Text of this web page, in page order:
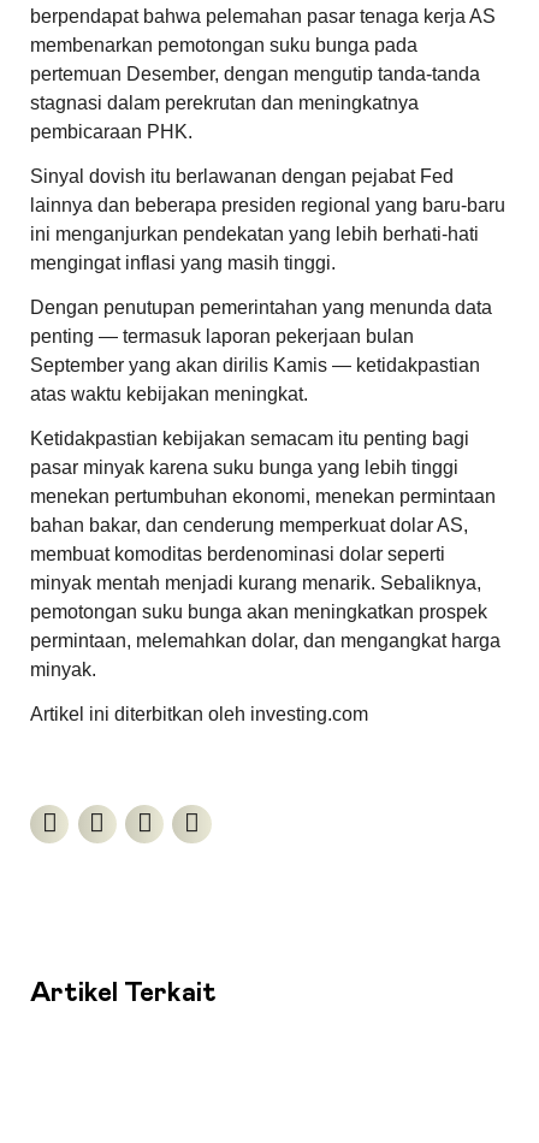
berpendapat bahwa pelemahan pasar tenaga kerja AS
membenarkan pemotongan suku bunga pada
pertemuan Desember, dengan mengutip tanda-tanda
stagnasi dalam perekrutan dan meningkatnya
pembicaraan PHK.
Sinyal dovish itu berlawanan dengan pejabat Fed
lainnya dan beberapa presiden regional yang baru-baru
ini menganjurkan pendekatan yang lebih berhati-hati
mengingat inflasi yang masih tinggi.
Dengan penutupan pemerintahan yang menunda data
penting — termasuk laporan pekerjaan bulan
September yang akan dirilis Kamis — ketidakpastian
atas waktu kebijakan meningkat.
Ketidakpastian kebijakan semacam itu penting bagi
pasar minyak karena suku bunga yang lebih tinggi
menekan pertumbuhan ekonomi, menekan permintaan
bahan bakar, dan cenderung memperkuat dolar AS,
membuat komoditas berdenominasi dolar seperti
minyak mentah menjadi kurang menarik. Sebaliknya,
pemotongan suku bunga akan meningkatkan prospek
permintaan, melemahkan dolar, dan mengangkat harga
minyak.
Artikel ini diterbitkan oleh investing.com
Artikel Terkait